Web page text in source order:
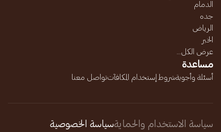
الدمام
جده
الرياض
الخبر
عرض الكل...
مساعدة
أسئلة وأجوبةشروط إستخدام المكافآتتواصل معنا
سياسة الاستخدام والحمايةسياسة الخصوصية